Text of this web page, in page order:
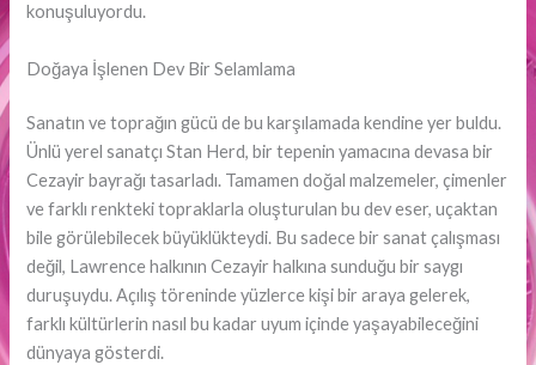
konuşuluyordu.
Doğaya İşlenen Dev Bir Selamlama
Sanatın ve toprağın gücü de bu karşılamada kendine yer buldu.
Ünlü yerel sanatçı Stan Herd, bir tepenin yamacına devasa bir
Cezayir bayrağı tasarladı. Tamamen doğal malzemeler, çimenler
ve farklı renkteki topraklarla oluşturulan bu dev eser, uçaktan
bile görülebilecek büyüklükteydi. Bu sadece bir sanat çalışması
değil, Lawrence halkının Cezayir halkına sunduğu bir saygı
duruşuydu. Açılış töreninde yüzlerce kişi bir araya gelerek,
farklı kültürlerin nasıl bu kadar uyum içinde yaşayabileceğini
dünyaya gösterdi.